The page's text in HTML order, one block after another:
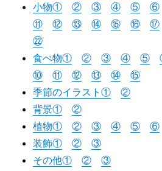
小物①
② ③ ④ ⑤ ⑥
⑪
⑫ ⑬ ⑭ ⑮ ⑯ ⑰
㉒
食べ物①
② ③ ④ ⑤
⑩
⑪ ⑫ ⑬ ⑭
⑮
季節のイラスト①
②
背景①
②
植物①
② ③ ④ ⑤
⑥
装飾①
②
③
その他①
② ③